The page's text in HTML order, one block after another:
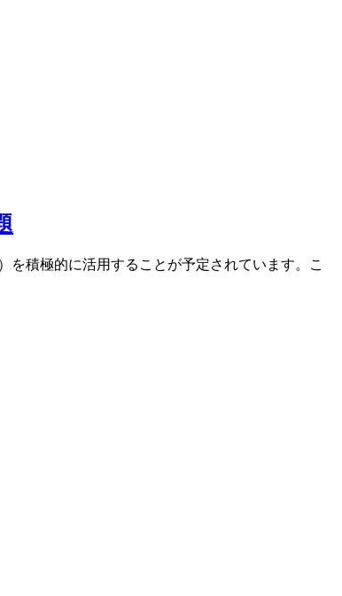
を積極的に活用することが予定されています。こ